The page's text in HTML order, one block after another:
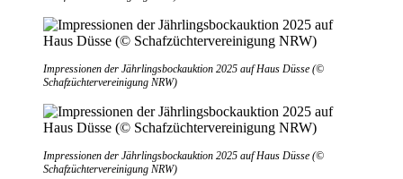
Impressionen der Jährlingsbockauktion 2025 auf Haus Düsse (©
Schafzüchtervereinigung NRW)
Impressionen der Jährlingsbockauktion 2025 auf Haus Düsse (©
Schafzüchtervereinigung NRW)